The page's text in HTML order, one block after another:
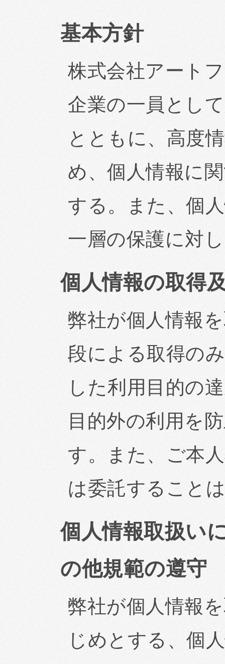
基本方針
株式会社アート
企業の一員とし
とともに、高度
め、個人情報に
する。また、個
一層の保護に対
個人情報の取得
弊社が個人情報
段による取得の
した利用目的の
目的外の利用を
す。また、ご本
は委託すること
個人情報取扱い
の他規範の遵守
弊社が個人情報
じめとする、個